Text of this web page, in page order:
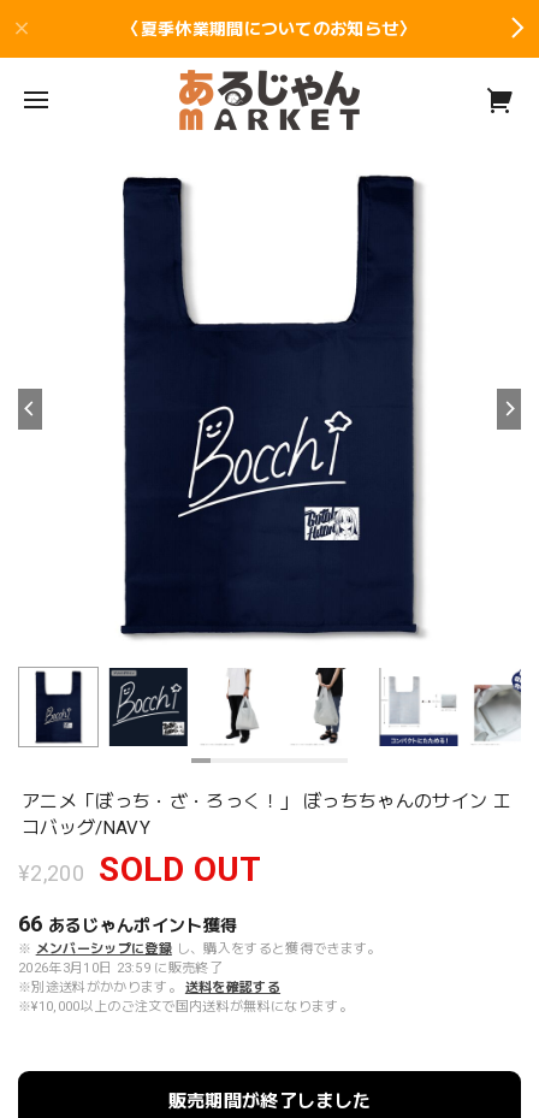
〈夏季休業期間についてのお知らせ〉
アニメ「ぼっち・ざ・ろっく！」 ぼっちちゃんのサイン エ
コバッグ/NAVY
¥2,200 SOLD OUT
66 あるじゃんポイント獲得
※ メンバーシップに登録 し、購入をすると獲得できます。
2026年3月10日 23:59 に販売終了
※別途送料がかかります。
送料を確認する
※¥10,000以上のご注文で国内送料が無料になります。
販売期間が終了しました